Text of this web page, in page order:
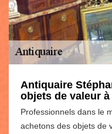
Antiquaire
objets de valeur à
Professionnels dans le
achetons des objets de